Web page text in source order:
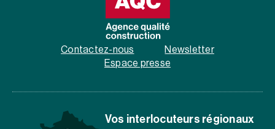
Contactez-nous
Newsletter
Espace presse
Vos interlocuteurs régionaux